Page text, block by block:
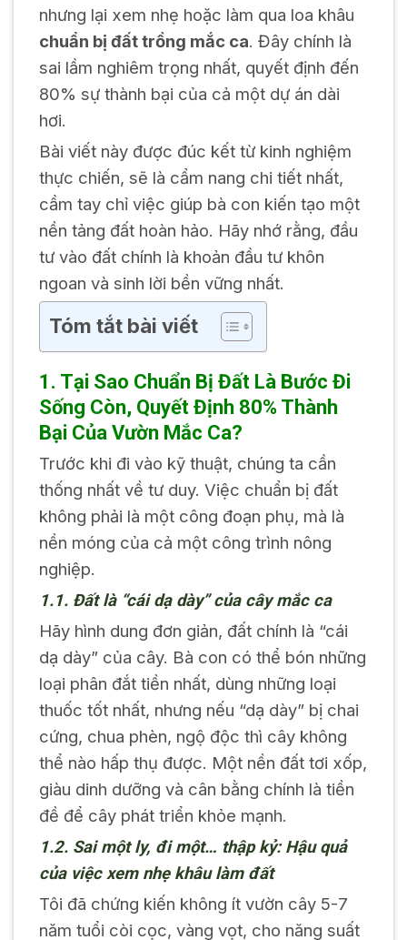
nhưng lại xem nhẹ hoặc làm qua loa khâu
chuẩn bị đất trồng mắc ca. Đây chính là
sai lầm nghiêm trọng nhất, quyết định đến
80% sự thành bại của cả một dự án dài
hơi.
Bài viết này được đúc kết từ kinh nghiệm
thực chiến, sẽ là cẩm nang chi tiết nhất,
cầm tay chỉ việc giúp bà con kiến tạo một
nền tảng đất hoàn hảo. Hãy nhớ rằng, đầu
tư vào đất chính là khoản đầu tư khôn
ngoan và sinh lời bền vững nhất.
Tóm tắt bài viết
1. Tại Sao Chuẩn Bị Đất Là Bước Đi
Sống Còn, Quyết Định 80% Thành
Bại Của Vườn Mắc Ca?
Trước khi đi vào kỹ thuật, chúng ta cần
thống nhất về tư duy. Việc chuẩn bị đất
không phải là một công đoạn phụ, mà là
nền móng của cả một công trình nông
nghiệp.
1.1. Đất là “cái dạ dày” của cây mắc ca
Hãy hình dung đơn giản, đất chính là “cái
dạ dày” của cây. Bà con có thể bón những
loại phân đắt tiền nhất, dùng những loại
thuốc tốt nhất, nhưng nếu “dạ dày” bị chai
cứng, chua phèn, ngộ độc thì cây không
thể nào hấp thụ được. Một nền đất tơi xốp,
giàu dinh dưỡng và cân bằng chính là tiền
đề để cây phát triển khỏe mạnh.
1.2. Sai một ly, đi một… thập kỷ: Hậu quả
của việc xem nhẹ khâu làm đất
Tôi đã chứng kiến không ít vườn cây 5-7
năm tuổi còi cọc, vàng vọt, cho năng suất